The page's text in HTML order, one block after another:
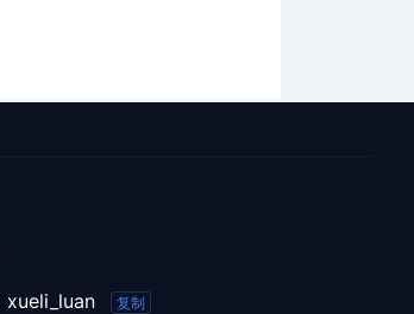
xueli_luan 复制